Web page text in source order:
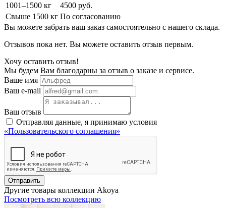
1001–1500 кг
4500 руб.
Свыше 1500 кг По согласованию
Вы можете забрать ваш заказ самостоятельно с нашего склада.
Отзывов пока нет. Вы можете оставить отзыв первым.
Хочу оставить отзыв!
Мы будем Вам благодарны за отзыв о заказе и сервисе.
Ваше имя
Ваш e-mail
Ваш отзыв
Отправляя данные, я принимаю условия
«Пользовательского соглашения»
Отправить
Другие товары коллекции Akoya
Посмотреть всю коллекцию